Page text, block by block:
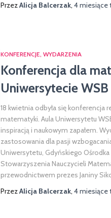
PrzezAlicja Balcerzak, 4 miesiące
KONFERENCJE WYDARZENIA
Konferencja dla
Uniwersytecie
18 kwietnia odbyła się konferencja
matematyki. Aula Uniwersytetu
inspiracją i naukowym zapałem.
zastosowania dla pasji
Uniwersytetu, Gdyńskiego
Stowarzyszenia Nauczycieli
przewodnictwem prezes Janiny
PrzezAlicja Balcerzak, 4 miesiące